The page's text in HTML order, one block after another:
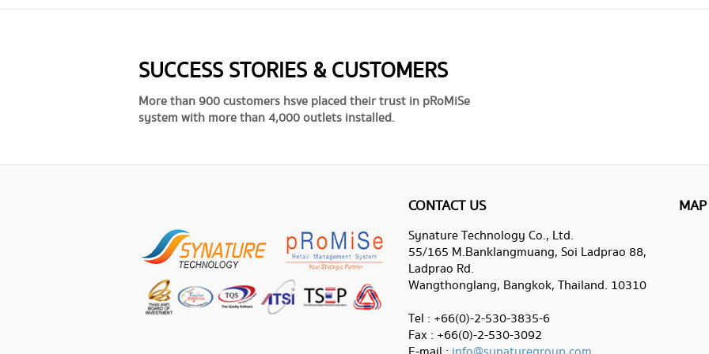
SUCCESS STORIES & CUSTOMERS
More than 900 customers hsve placed their trust in pRoMiSe
system with more than 4,000 outlets installed.
CONTACT US
Synature Technology Co., Ltd.
55/165 M.Banklangmuang, Soi Ladprao 88,
Ladprao Rd.
Wangthonglang, Bangkok, Thailand. 10310
Tel : +66(0)-2-530-3835-6
Fax : +66(0)-2-530-3092
MAP